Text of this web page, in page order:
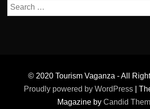
Search
for:
© 2020 Tourism Vaganza - All
Proudly powered by WordPress
Magazine by Candid